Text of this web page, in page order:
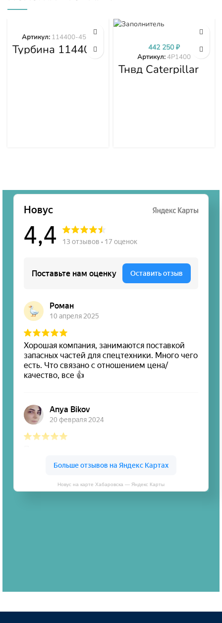
Турбина 114400-
4577
Артикул: 114400-4577
Тнвд Caterpillar
4P1400
Артикул:4P1400
442 250₽
Новус на карте Хабаровска — Яндекс Карты